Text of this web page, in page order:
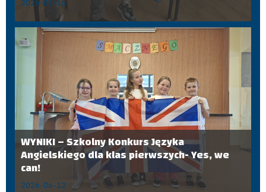
WYNIKI – Szkolny Konkurs Języka
Angielskiego dla klas pierwszych- Yes, we
can!
2026-06-12